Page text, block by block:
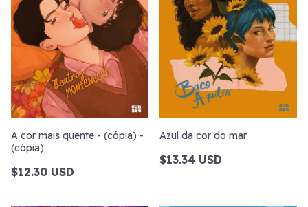
A cor mais quente - (cópia) -
(cópia)
$12.30 USD
Azul da cor do mar
$13.34 USD